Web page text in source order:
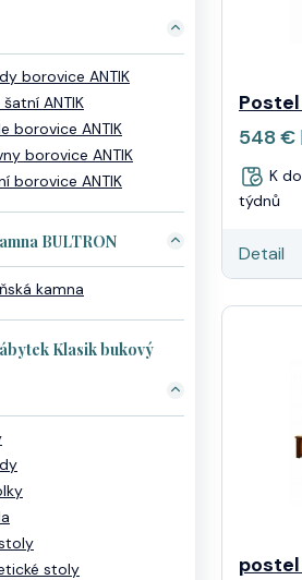
borovice ANTIK
ANTIK
borovice ANTIK
borovice ANTIK
borovice ANTIK
BULTRON
kamna
Klasik bukový
stoly
548 €
K
týdnů
Detail
postel